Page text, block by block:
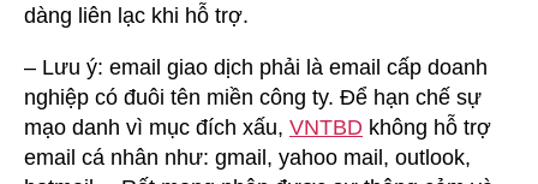
dàng liên lạc khi hỗ trợ.
– Lưu ý: email giao dịch phải là email cấp doanh
nghiệp có đuôi tên miền công ty. Để hạn chế sự
mạo danh vì mục đích xấu, VNTBD không hỗ trợ
email cá nhân như: gmail, yahoo mail, outlook,